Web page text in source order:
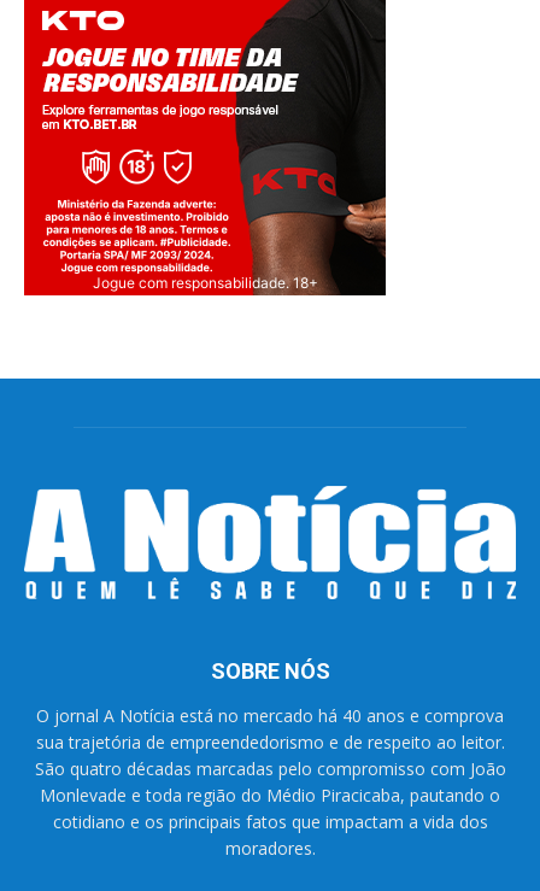
Jogue com responsabilidade. 18+
SOBRE NÓS
O jornal A Notícia está no mercado há 40 anos e comprova
sua trajetória de empreendedorismo e de respeito ao leitor.
São quatro décadas marcadas pelo compromisso com João
Monlevade e toda região do Médio Piracicaba, pautando o
cotidiano e os principais fatos que impactam a vida dos
moradores.